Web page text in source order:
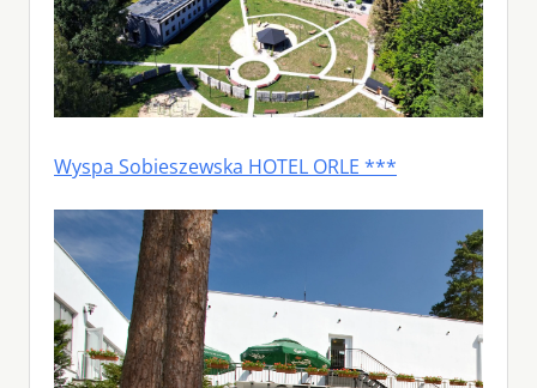
Wyspa Sobieszewska HOTEL ORLE ***